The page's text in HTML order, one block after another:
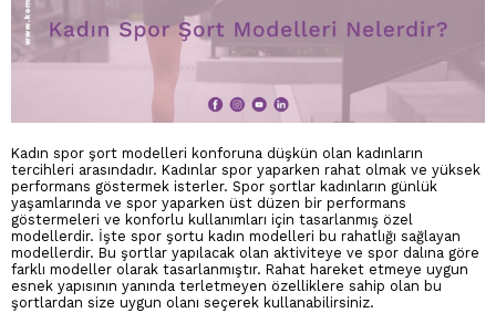
Kadın spor şort modelleri konforuna düşkün olan kadınların
tercihleri arasındadır. Kadınlar spor yaparken rahat olmak ve yüksek
performans göstermek isterler. Spor şortlar kadınların günlük
yaşamlarında ve spor yaparken üst düzen bir performans
göstermeleri ve konforlu kullanımları için tasarlanmış özel
modellerdir. İşte spor şortu kadın modelleri bu rahatlığı sağlayan
modellerdir. Bu şortlar yapılacak olan aktiviteye ve spor dalına göre
farklı modeller olarak tasarlanmıştır. Rahat hareket etmeye uygun
esnek yapısının yanında terletmeyen özelliklere sahip olan bu
şortlardan size uygun olanı seçerek kullanabilirsiniz.